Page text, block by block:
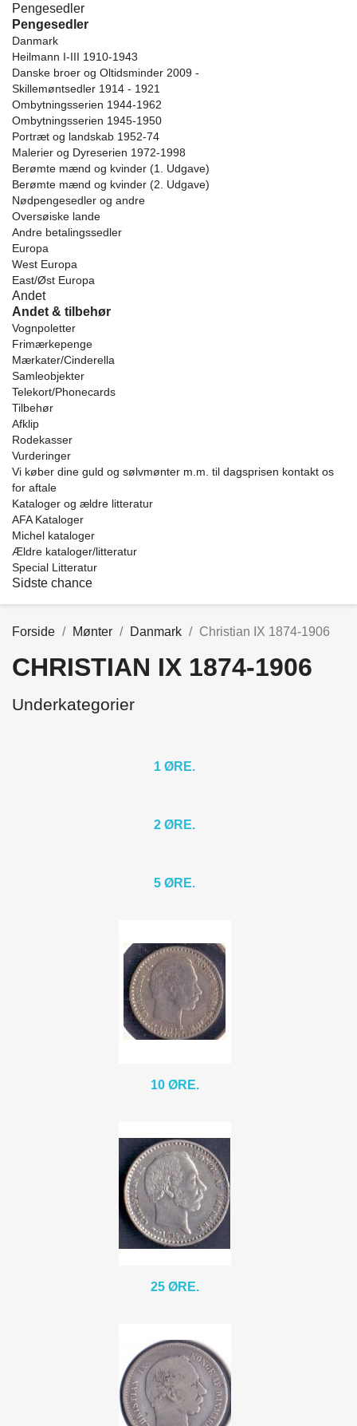
Pengesedler
Pengesedler
Danmark
Heilmann I-III 1910-1943
Danske broer og Oltidsminder 2009 -
Skillemøntsedler 1914 - 1921
Ombytningsserien 1944-1962
Ombytningsserien 1945-1950
Portræt og landskab 1952-74
Malerier og Dyreserien 1972-1998
Berømte mænd og kvinder (1. Udgave)
Berømte mænd og kvinder (2. Udgave)
Nødpengesedler og andre
Oversøiske lande
Andre betalingssedler
Europa
West Europa
East/Øst Europa
Andet
Andet & tilbehør
Vognpoletter
Frimærkepenge
Mærkater/Cinderella
Samleobjekter
Telekort/Phonecards
Tilbehør
Afklip
Rodekasser
Vurderinger
Vi køber dine guld og sølvmønter m.m. til dagsprisen kontakt os
for aftale
Kataloger og ældre litteratur
AFA Kataloger
Michel kataloger
Ældre kataloger/litteratur
Special Litteratur
Sidste chance
Forside Mønter Danmark Christian IX 1874-1906
CHRISTIAN IX 1874-1906
Underkategorier
1 ØRE.
2 ØRE.
5 ØRE.
10 ØRE.
25 ØRE.